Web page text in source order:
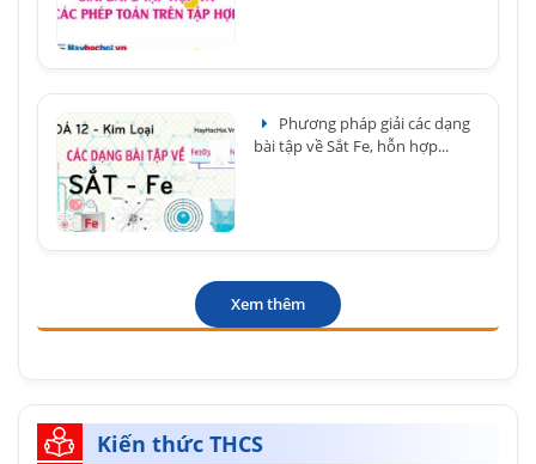
Phương pháp giải các dạng
bài tập về Sắt Fe, hỗn hợp...
Xem thêm
Kiến thức THCS